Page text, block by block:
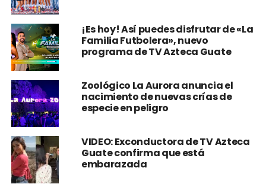
¡Es hoy! Así puedes disfrutar de «La
Familia Futbolera», nuevo
programa de TV Azteca Guate
Zoológico La Aurora anuncia el
nacimiento de nuevas crías de
especie en peligro
VIDEO: Exconductora de TV Azteca
Guate confirma que está
embarazada